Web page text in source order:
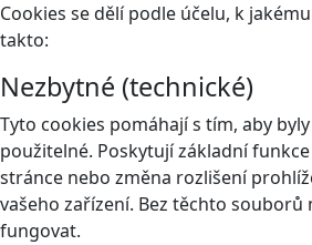
Cookies se dělí podle účelu, k
takto:
Nezbytné (technické)
Tyto cookies pomáhají s tím, aby
použitelné. Poskytují základní
stránce nebo změna rozlišení
vašeho zařízení. Bez těchto souborů
fungovat.